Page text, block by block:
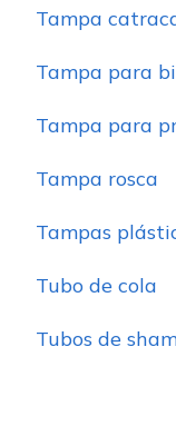
Tampa
Tampa para
Tampa para
Tampa rosca
Tampas
Tubo de cola
Tubos de